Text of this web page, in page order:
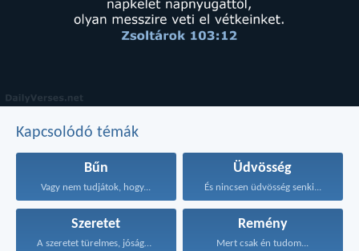
Kapcsolódó témák
Bűn
Vagy nem tudjátok, hogy...
Üdvösség
És nincsen üdvösség senki...
Szeretet
A szeretet türelmes, jóságos...
Remény
Mert csak én tudom...